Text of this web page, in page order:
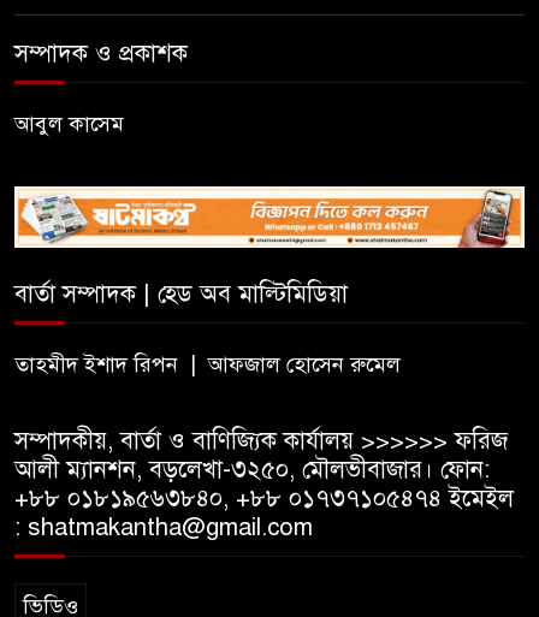
নেতাকে অব্যাহতি
সিলেটে সিভিটেক বিল্ডার্সে বিভিন্ন
পদে জনবল নিয়োগ
হাই কমিশনের কর্মকর্তা পরিচয়ে
ভারতীয় হাই কমিশন
সম্পাদক ও প্রকাশক
আবুল কাসেম
বার্তা সম্পাদক | হেড অব মাল্টিমিডিয়া
তাহমীদ ইশাদ রিপন | আফজাল হোসেন রুমেল
সম্পাদকীয়, বার্তা ও বাণিজ্যিক কার্যালয় >>>>>> ফরিজ
আলী ম্যানশন, বড়লেখা-৩২৫০, মৌলভীবাজার। ফোন:
+৮৮ ০১৮১৯৫৬৩৮৪০, +৮৮ ০১৭৩৭১০৫৪৭৪ ইমেইল
: shatmakantha@gmail.com
ভিডিও